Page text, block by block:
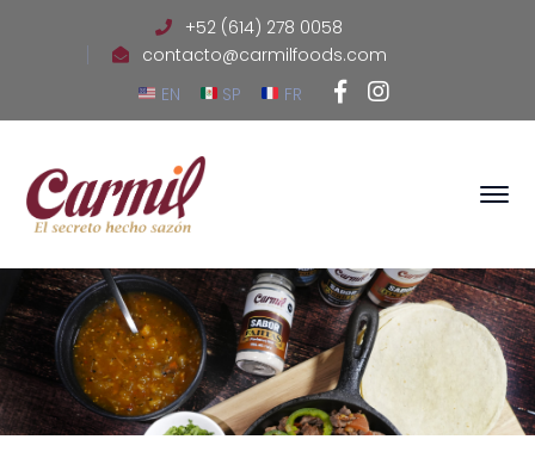
+52 (614) 278 0058
contacto@carmilfoods.com
EN
SP FR
Facebook
Profile
Instagram
Profile